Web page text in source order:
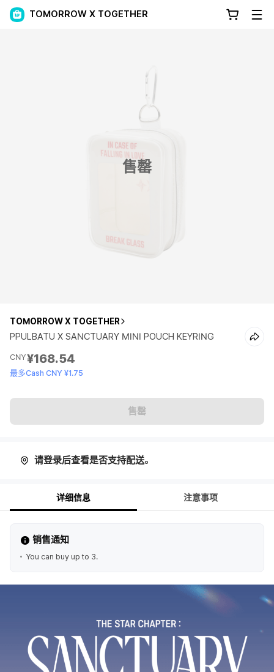
TOMORROW X TOGETHER
售罄
TOMORROW X TOGETHER
PPULBATU X SANCTUARY MINI POUCH KEYRING
CNY¥168.54
最多Cash CNY ¥1.75
售罄
请登录后查看是否支持配送。
详细信息 注意事项
销售通知
You can buy up to 3.